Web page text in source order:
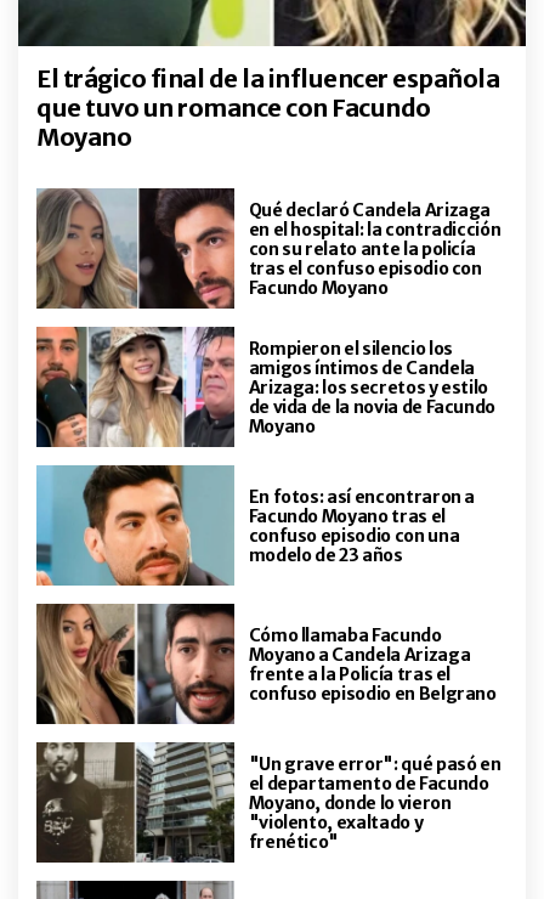
El trágico final de la influencer española
que tuvo un romance con Facundo
Moyano
Qué declaró Candela Arizaga
en el hospital: la contradicción
con su relato ante la policía
tras el confuso episodio con
Facundo Moyano
Rompieron el silencio los
amigos íntimos de Candela
Arizaga: los secretos y estilo
de vida de la novia de Facundo
Moyano
En fotos: así encontraron a
Facundo Moyano tras el
confuso episodio con una
modelo de 23 años
Cómo llamaba Facundo
Moyano a Candela Arizaga
frente a la Policía tras el
confuso episodio en Belgrano
"Un grave error": qué pasó en
el departamento de Facundo
Moyano, donde lo vieron
"violento, exaltado y
frenético"
cumpleaños Lucía Galán por sus
65 años: en Madrid y con un regalo
sorpresa
GALERIAS
Tagliani deslumbraron con sus
looks
ENTRETENIMIENTO
Risas, adrenalina y mucho amor:
así fue la escapada romántica de
Laurita Fernández y su novio a las
Cataratas
ENTRETENIMIENTO
Así fue la escapada romántica de
Indiana Cubero y su novio Thiago
Silvero a Mar del Plata
ENTRETENIMIENTO
Kelci Rose, entre el llamado que
cambió la vida de Marcos Senesi y
cómo vive su pasión por la
Selección Argentina
ENTRETENIMIENTO
El video de La China Suárez
llorando junto a Mauro Icardi en
los festejos del Galatasaray
ENTRETENIMIENTO
Alberto Cormillot le hizo frente en
vivo a los rumores de embarazo de
Estefanía Pasquini